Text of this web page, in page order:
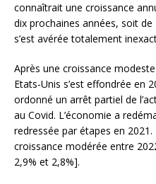
connaîtrait une croissance
dix prochaines années, soit
s’est avérée totalement
Après une croissance
Etats-Unis s’est effondrée en
ordonné un arrêt partiel de
au Covid. L’économie a
redressée par étapes en 2021.
croissance modérée entre
2,9% et 2,8%].